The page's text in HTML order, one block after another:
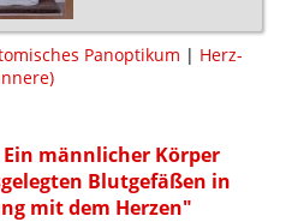
Panoptikum | Herz-
männlicher Körper
Blutgefäßen in
mit dem Herzen"